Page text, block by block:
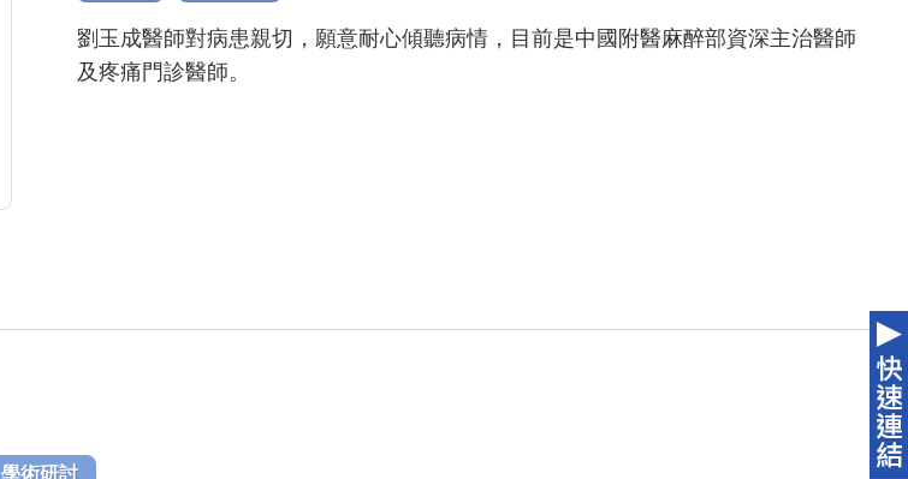
劉玉成醫師對病患親切，願意耐心傾聽病情，目前是中國附醫麻醉部資深主治醫師
及疼痛門診醫師。
學術研討